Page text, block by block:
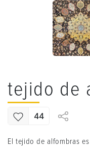
tejido de
44
El tejido de alfombras